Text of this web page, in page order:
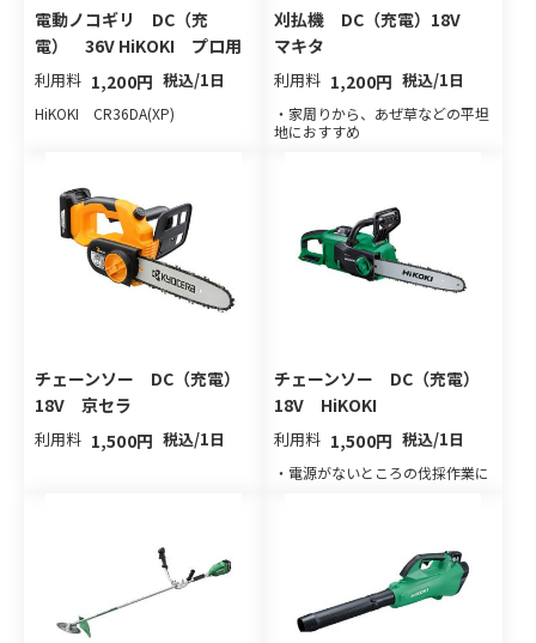
電動ノコギリ DC（充
電） 36V HiKOKI プロ用
利用料 1,200円 税込/1日
HiKOKI CR36DA(XP)
刈払機 DC（充電）18V
マキタ
利用料 1,200円 税込/1日
・家周りから、あぜ草などの平坦
地におすすめ
チェーンソー DC（充電）
18V 京セラ
利用料 1,500円 税込/1日
チェーンソー DC（充電）
18V HiKOKI
利用料 1,500円 税込/1日
・電源がないところの伐採作業に